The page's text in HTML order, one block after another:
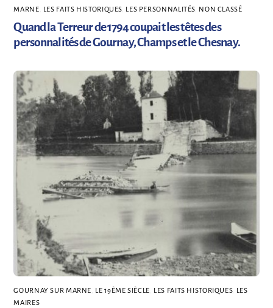
MARNE
LES FAITS HISTORIQUES LES PERSONNALITÉS NON CLASSÉ
Quand la Terreur de 1794 coupait les têtes des
personnalités de Gournay, Champs et le Chesnay.
GOURNAY SUR MARNE LE 19ÈME SIÈCLE LES FAITS HISTORIQUES,
LES
MAIRES